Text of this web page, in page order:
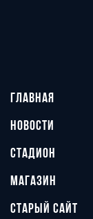
ГЛАВНАЯ
НОВОСТИ
СТАДИОН
МАГАЗИН
СТАРЫЙ САЙТ